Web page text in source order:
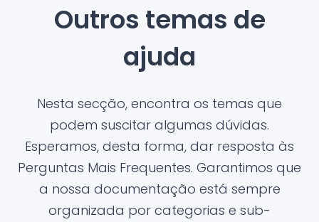
Outros temas de
ajuda
Nesta secção, encontra os temas que
podem suscitar algumas dúvidas.
Esperamos, desta forma, dar resposta às
Perguntas Mais Frequentes. Garantimos que
a nossa documentação está sempre
organizada por categorias e sub-